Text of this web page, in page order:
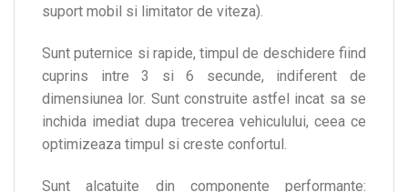
suport mobil si limitator de viteza).
Sunt puternice si rapide, timpul de deschidere fiind
cuprins intre 3 si 6 secunde, indiferent de
dimensiunea lor. Sunt construite astfel incat sa se
inchida imediat dupa trecerea vehiculului, ceea ce
optimizeaza timpul si creste confortul.
Sunt alcatuite din componente performante: